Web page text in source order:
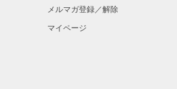
メルマガ登録／解除
マイページ